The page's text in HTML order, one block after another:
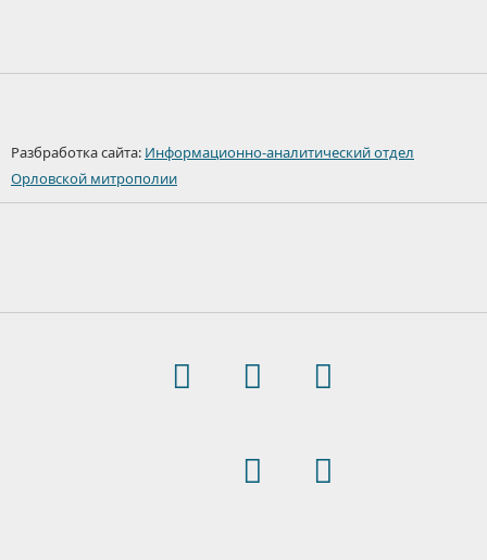
Разбработка сайта: Информационно-аналитический отдел
Орловской митрополии